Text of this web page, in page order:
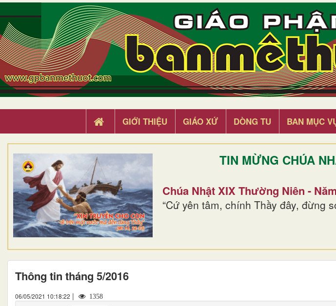
GIỚI THIỆU GIÁO XỨ DÒNG TU BAN MỤC
TIN MỪNG CHÚA
Chúa Nhật XIX Thường Niên -
“Cứ yên tâm, chính Thầy đây, đừng
Thông tin tháng 5/2016
06/05/2021 10:18:22 | 1358